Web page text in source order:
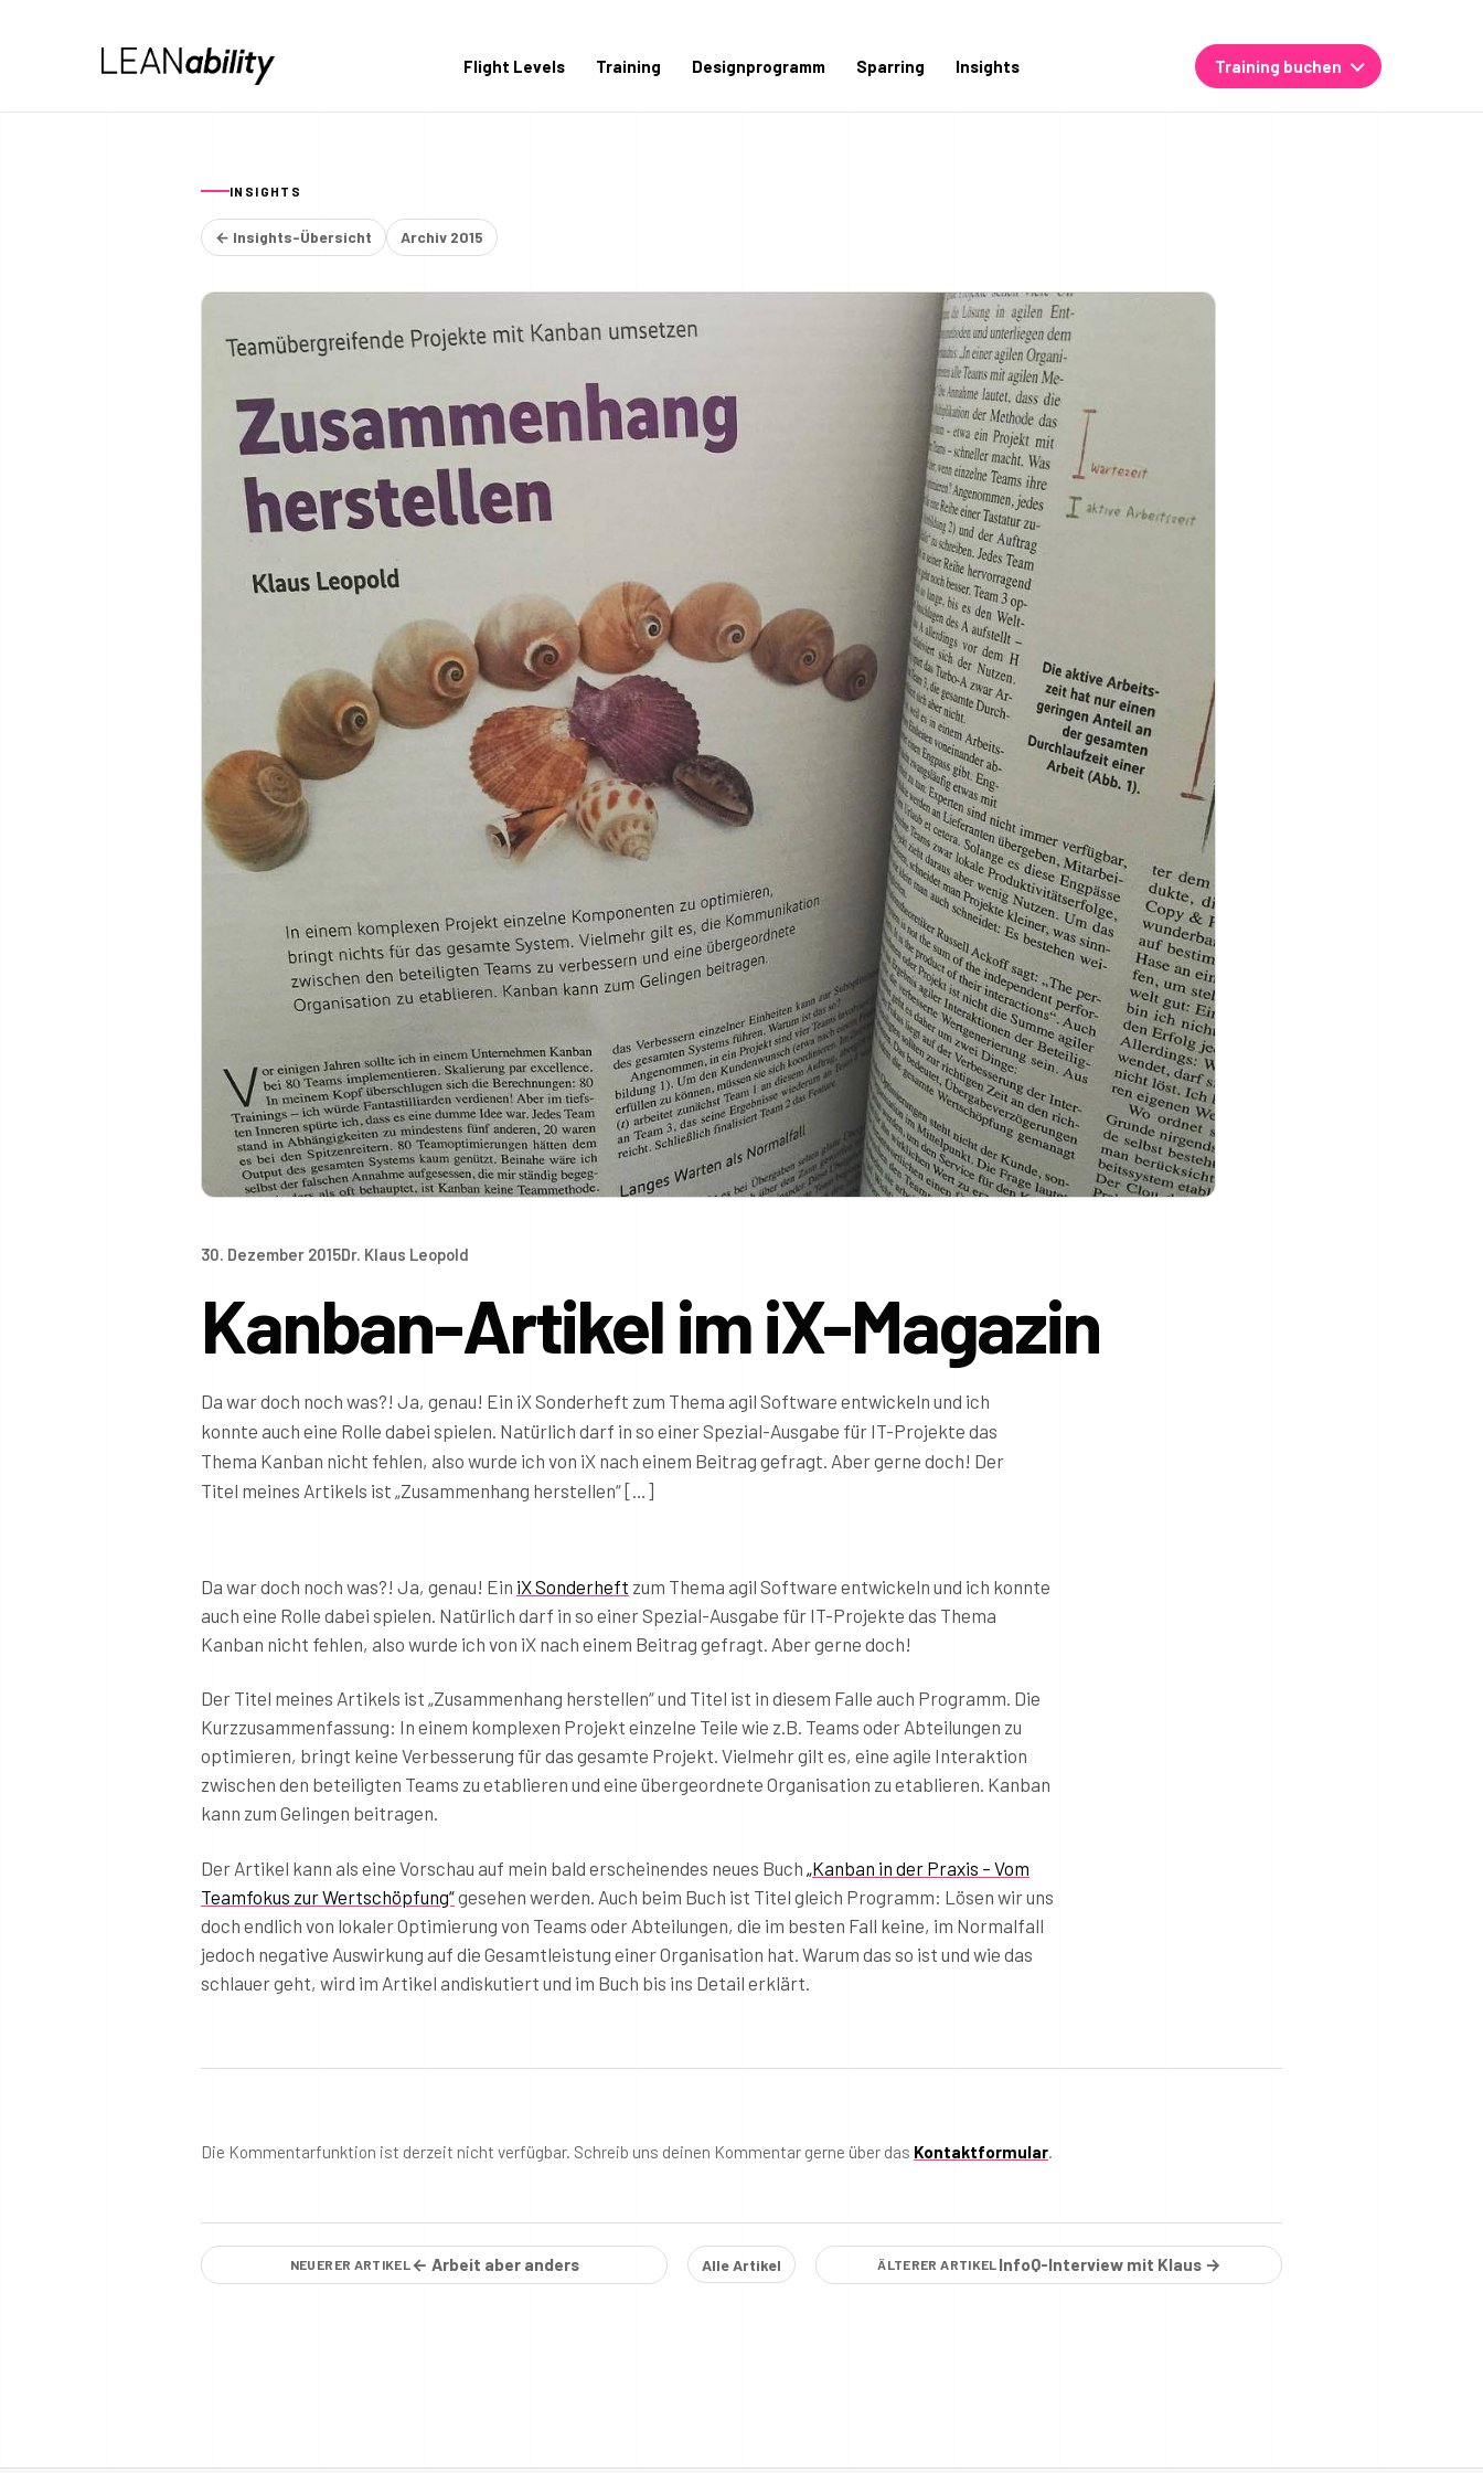
Flight Levels Training Designprogramm Sparring Insights Training buchen
INSIGHTS
← Insights-Übersicht Archiv 2015
30. Dezember 2015Dr. Klaus Leopold
Kanban-Artikel im iX-Magazin
Da war doch noch was?! Ja, genau! Ein iX Sonderheft zum Thema agil Software entwickeln und ich
konnte auch eine Rolle dabei spielen. Natürlich darf in so einer Spezial-Ausgabe für IT-Projekte das
Thema Kanban nicht fehlen, also wurde ich von iX nach einem Beitrag gefragt. Aber gerne doch! Der
Titel meines Artikels ist „Zusammenhang herstellen“ […]
Da war doch noch was?! Ja, genau! Ein iX Sonderheft zum Thema agil Software entwickeln und ich konnte
auch eine Rolle dabei spielen. Natürlich darf in so einer Spezial-Ausgabe für IT-Projekte das Thema
Kanban nicht fehlen, also wurde ich von iX nach einem Beitrag gefragt. Aber gerne doch!
Der Titel meines Artikels ist „Zusammenhang herstellen“ und Titel ist in diesem Falle auch Programm. Die
Kurzzusammenfassung: In einem komplexen Projekt einzelne Teile wie z.B. Teams oder Abteilungen zu
optimieren, bringt keine Verbesserung für das gesamte Projekt. Vielmehr gilt es, eine agile Interaktion
zwischen den beteiligten Teams zu etablieren und eine übergeordnete Organisation zu etablieren. Kanban
kann zum Gelingen beitragen.
Der Artikel kann als eine Vorschau auf mein bald erscheinendes neues Buch „Kanban in der Praxis – Vom
Teamfokus zur Wertschöpfung“gesehen werden. Auch beim Buch ist Titel gleich Programm: Lösen wir uns
doch endlich von lokaler Optimierung von Teams oder Abteilungen, die im besten Fall keine, im Normalfall
jedoch negative Auswirkung auf die Gesamtleistung einer Organisation hat. Warum das so ist und wie das
schlauer geht, wird im Artikel andiskutiert und im Buch bis ins Detail erklärt.
Die Kommentarfunktion ist derzeit nicht verfügbar. Schreib uns deinen Kommentar gerne über das Kontaktformular
NEUERER ARTIKEL← Arbeit aber anders Alle Artikel ÄLTERER ARTIKEL InfoQ-Interview mit Klaus →